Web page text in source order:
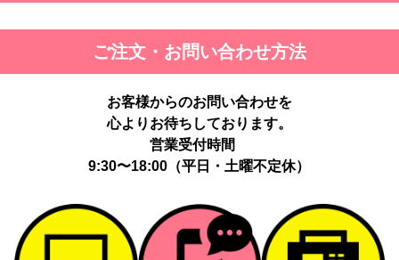
ご注文・お問い合わせ方法
お客様からのお問い合わせを
心よりお待ちしております。
営業受付時間
9:30〜18:00（平日・土曜不定休）